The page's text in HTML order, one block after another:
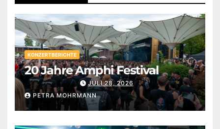
KONZERTBERICHTE
20 Jahre Amphi Festival
JULI 28, 2026
PETRA MOHRMANN